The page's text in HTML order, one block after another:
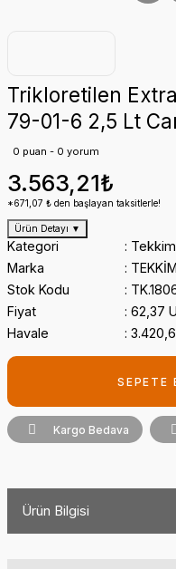
Trikloretilen
79-01-6 2,5 Lt
0 puan - 0 yorum
3.563,21₺
*671,07 ₺ den başlayan taksitlerle!
Ürün Detayı ▼
Kategori
Marka
TEKKİM
Stok Kodu
Fiyat
62,37
Havale
SEPETE
Kargo Bedava
Ürün Bilgisi